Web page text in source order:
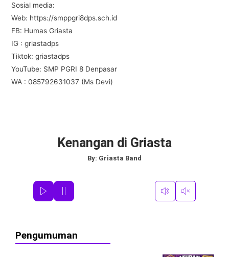
Sosial media:
Web: https://smppgri8dps.sch.id
FB: Humas Griasta
IG : griastadps
Tiktok: griastadps
YouTube: SMP PGRI 8 Denpasar
WA : 085792631037 (Ms Devi)
Kenangan di Griasta
By: Griasta Band
Pengumuman